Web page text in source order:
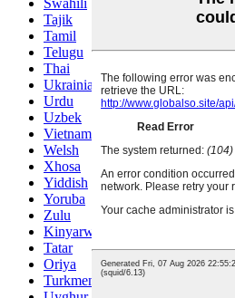
Tajik
Tamil
Telugu
Thai
Ukrainian
Urdu
Uzbek
Vietnamese
Welsh
Xhosa
Yiddish
Yoruba
Zulu
Kinyarwanda
Tatar
Oriya
Turkmen